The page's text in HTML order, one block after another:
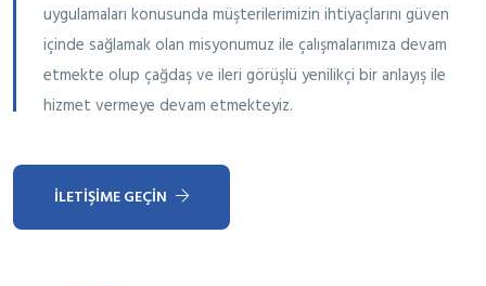
uygulamaları konusunda müşterilerimizin ihtiyaçlarını güven
içinde sağlamak olan misyonumuz ile çalışmalarımıza devam
etmekte olup çağdaş ve ileri görüşlü yenilikçi bir anlayış ile
hizmet vermeye devam etmekteyiz.
İLETIŞIME GEÇIN